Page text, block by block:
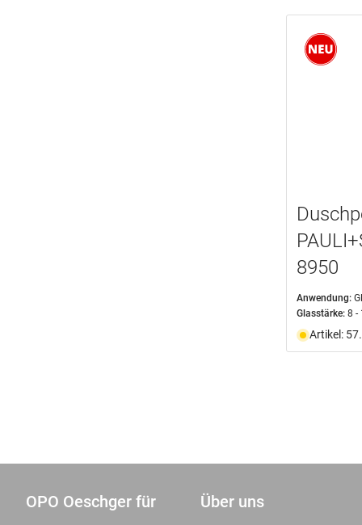
8950
Anwendung:
Glasstärke: 8 -
Artikel:
OPO Oeschger für Über uns